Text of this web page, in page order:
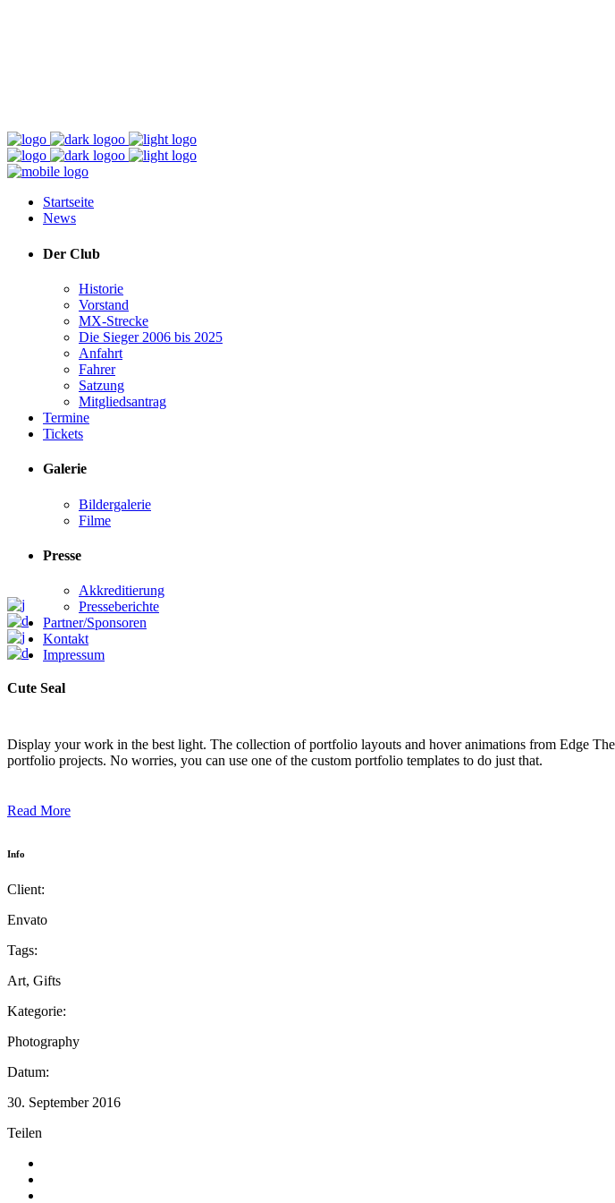
Startseite
News
Der Club
Historie
Vorstand
MX-Strecke
Die Sieger 2006 bis 2025
Anfahrt
Fahrer
Satzung
Mitgliedsantrag
Termine
Tickets
Galerie
Bildergalerie
Filme
Presse
Akkreditierung
Presseberichte
Partner/Sponsoren
Kontakt
Impressum
Cute Seal
Display your work in the best light. The collection of portfolio layouts and hover animations from Edge
portfolio projects. No worries, you can use one of the custom portfolio templates to do just that.
Read More
Info
Client:
Envato
Tags:
Art, Gifts
Kategorie:
Photography
Datum:
30. September 2016
Teilen